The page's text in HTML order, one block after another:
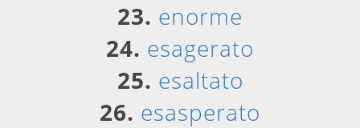
23. enorme
24. esagerato
25. esaltato
26. esasperato